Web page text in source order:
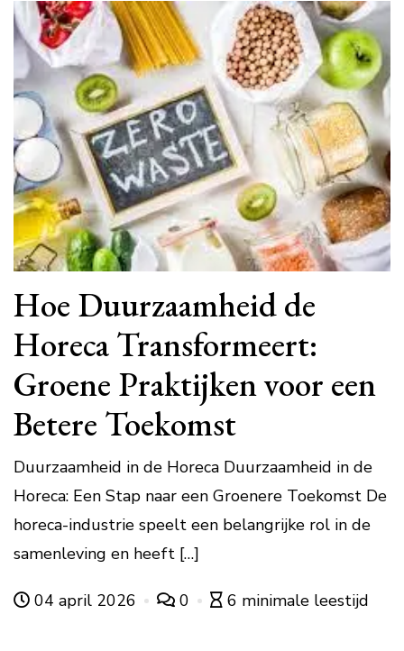
Hoe Duurzaamheid de
Horeca Transformeert:
Groene Praktijken voor een
Betere Toekomst
Duurzaamheid in de Horeca Duurzaamheid in de
Horeca: Een Stap naar een Groenere Toekomst De
horeca-industrie speelt een belangrijke rol in de
samenleving en heeft […]
04 april 2026 0 6 minimale leestijd